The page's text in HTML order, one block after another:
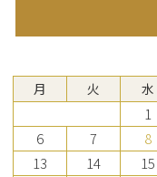
月 火 水
1
6
7 8
13
14 15